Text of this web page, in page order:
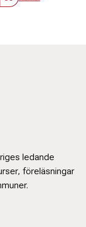
ledande
föreläsningar